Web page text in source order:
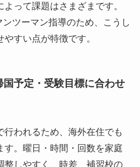
って課題はさまざまです。
ツーマン指導のため、こうし
すい点が特徴です。
予定・受験目標に合わせ
行われるため、海外在住でも
す。曜日・時間・回数を家庭
整しやすく、時差、補習校の